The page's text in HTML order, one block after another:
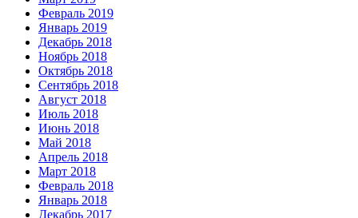
Февраль 2019
Январь 2019
Декабрь 2018
Ноябрь 2018
Октябрь 2018
Сентябрь 2018
Август 2018
Июль 2018
Июнь 2018
Май 2018
Апрель 2018
Март 2018
Февраль 2018
Январь 2018
Декабрь 2017